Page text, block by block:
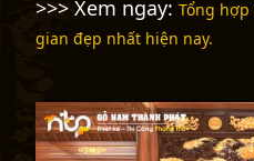
>>> Xem ngay: Tổng
gian đẹp nhất hiện nay.